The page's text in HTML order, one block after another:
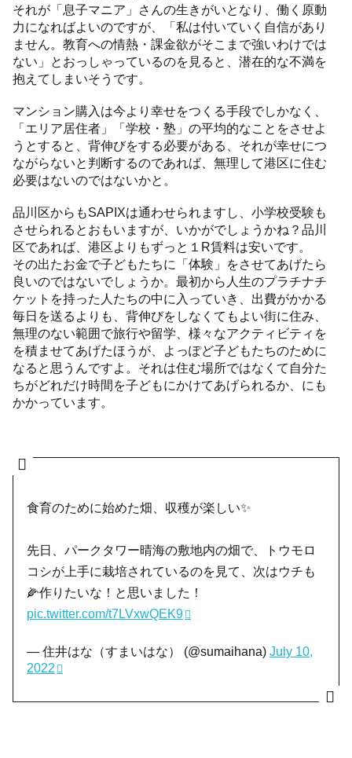
それが「息子マニア」さんの生きがいとなり、働く原動
力になればよいのですが、「私は付いていく自信があり
ません。教育への情熱・課金欲がそこまで強いわけでは
ない」とおっしゃっているのを見ると、潜在的な不満を
抱えてしまいそうです。
マンション購入は今より幸せをつくる手段でしかなく、
「エリア居住者」「学校・塾」の平均的なことをさせよ
うとすると、背伸びをする必要がある、それが幸せにつ
ながらないと判断するのであれば、無理して港区に住む
必要はないのではないかと。
品川区からもSAPIXは通わせられますし、小学校受験も
させられるとおもいますが、いかがでしょうかね？品川
区であれば、港区よりもずっと１R賃料は安いです。
その出たお金で子どもたちに「体験」をさせてあげたら
良いのではないでしょうか。最初から人生のプラチナチ
ケットを持った人たちの中に入っていき、出費がかかる
毎日を送るよりも、背伸びをしなくてもよい街に住み、
無理のない範囲で旅行や留学、様々なアクティビティを
を積ませてあげたほうが、よっぽど子どもたちのために
なると思うんですよ。それは住む場所ではなくて自分た
ちがどれだけ時間を子どもにかけてあげられるか、にも
かかっています。
食育のために始めた畑、収穫が楽しい✨
先日、パークタワー晴海の敷地内の畑で、トウモロ
コシが上手に栽培されているのを見て、次はウチも
🌽作りたいな！と思いました！
pic.twitter.com/t7LVxwQEK9
— 住井はな（すまいはな） (@sumaihana)July 10,
2022